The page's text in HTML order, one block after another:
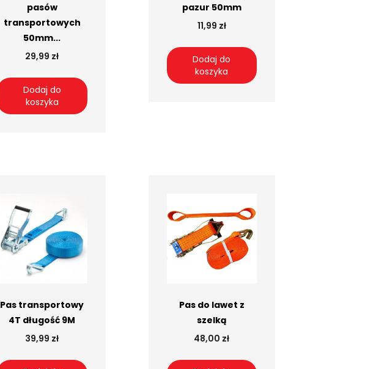
pasów
transportowych
50mm...
29,99 zł
Dodaj do
koszyka
pazur 50mm
11,99 zł
Dodaj do
koszyka
Pas transportowy
4T długość 9M
39,99 zł
Pas do lawet z
szelką
48,00 zł